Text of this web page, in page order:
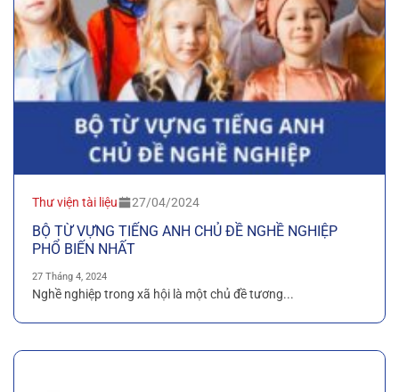
Thư viện tài liệu 27/04/2024
BỘ TỪ VỰNG TIẾNG ANH CHỦ ĐỀ NGHỀ NGHIỆP
PHỔ BIẾN NHẤT
27 Tháng 4, 2024
Nghề nghiệp trong xã hội là một chủ đề tương...